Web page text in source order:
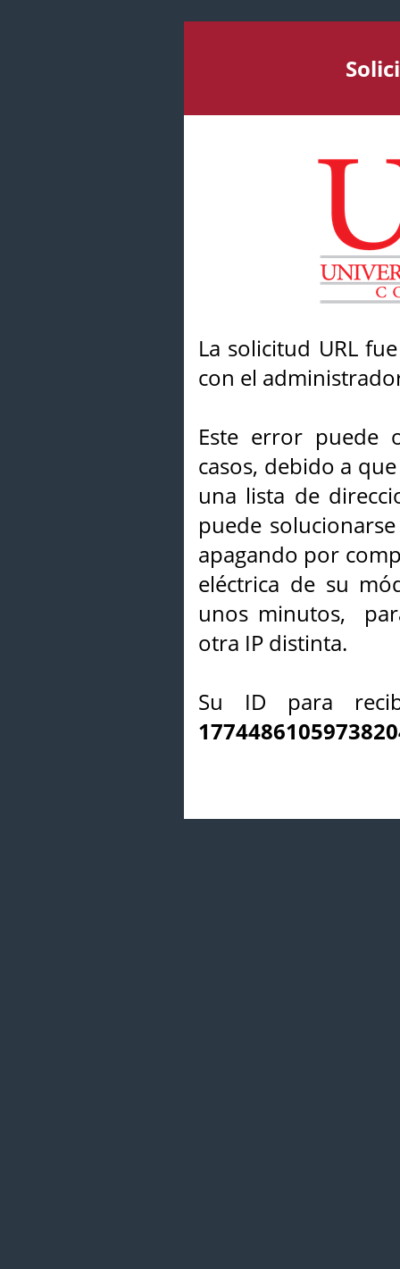
La solicitud URL
con el
Este error puede
casos, debido a
una lista de
puede
apagando por
eléctrica de su
unos minutos,
otra IP distinta.
Su ID para